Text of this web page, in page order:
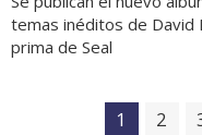
temas inéditos de David
prima de Seal
1 2